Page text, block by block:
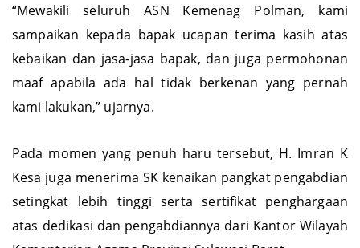
“Mewakili seluruh ASN Kemenag Polman, kami
sampaikan kepada bapak ucapan terima kasih atas
kebaikan dan jasa-jasa bapak, dan juga permohonan
maaf apabila ada hal tidak berkenan yang pernah
kami lakukan,” ujarnya.
Pada momen yang penuh haru tersebut, H. Imran K
Kesa juga menerima SK kenaikan pangkat pengabdian
setingkat lebih tinggi serta sertifikat penghargaan
atas dedikasi dan pengabdiannya dari Kantor Wilayah